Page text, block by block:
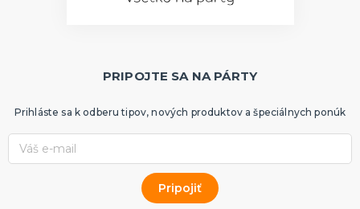
PRIPOJTE SA NA PÁRTY
Prihláste sa k odberu tipov, nových produktov a špeciálnych ponúk